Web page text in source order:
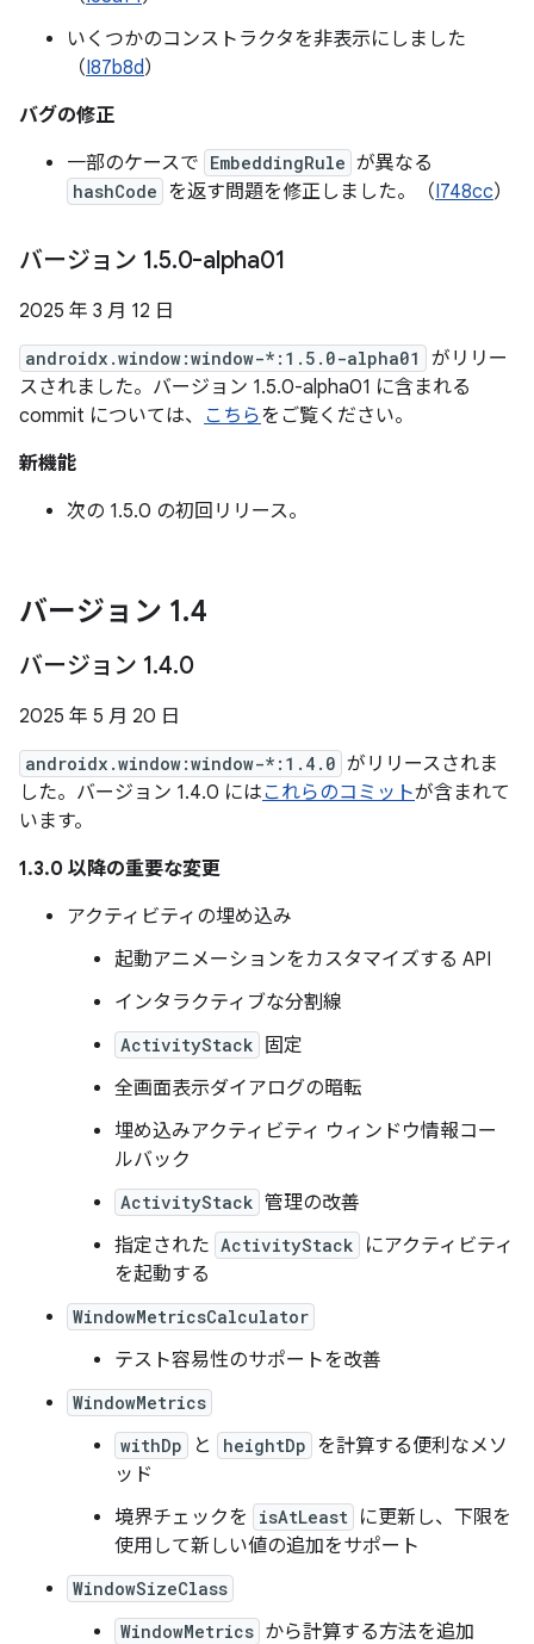
いくつかのコンストラクタを非表示にしました
（I87b8d）
バグの修正
一部のケースで EmbeddingRule が異なる
hashCode を返す問題を修正しました。（I748cc）
バージョン 1.5.0-alpha01
2025 年 3 月 12 日
androidx.window:window-*:1.5.0-alpha01
がリリー
スされました。バージョン 1.5.0-alpha01 に含まれる
commit については、 こちらをご覧ください。
新機能
次の 1.5.0 の初回リリース。
バージョン 1.4
バージョン 1.4.0
2025 年 5 月 20 日
androidx.window:window-*:1.4.0 がリリースされま
した。バージョン 1.4.0 にはこれらのコミットが含まれて
います。
1.3.0 以降の重要な変更
アクティビティの埋め込み
起動アニメーションをカスタマイズする API
インタラクティブな分割線
ActivityStack
固定
全画面表示ダイアログの暗転
埋め込みアクティビティ ウィンドウ情報コー
ルバック
ActivityStack 管理の改善
指定された ActivityStack
にアクティビティ
を起動する
WindowMetricsCalculator
テスト容易性のサポートを改善
WindowMetrics
withDp
と heightDp を計算する便利なメソ
ッド
境界チェックを
isAtLeast に更新し、下限を
使用して新しい値の追加をサポート
WindowSizeClass
WindowMetrics から計算する方法を追加